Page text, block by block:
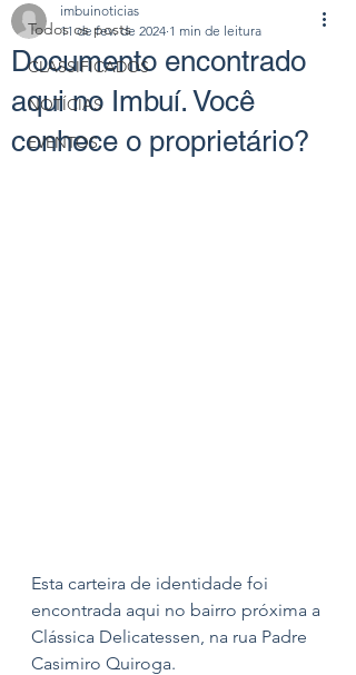
Todos os posts
CLASSIFICADOS
NOTÍCIAS
EVENTOS
Documento encontrado
aqui no Imbuí. Você
conhece o proprietário?
imbuinoticias
11 de fev. de 2024 1 min de leitura
Esta carteira de identidade foi
encontrada aqui no bairro próxima a
Clássica Delicatessen, na rua Padre
Casimiro Quiroga.